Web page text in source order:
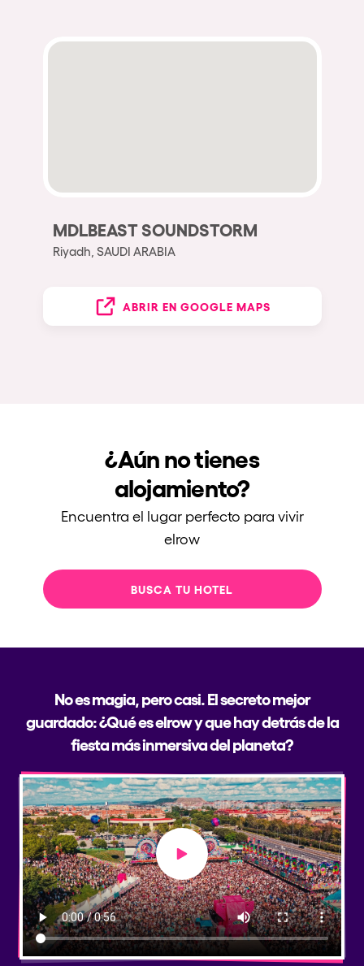
MDLBEAST SOUNDSTORM
Riyadh, SAUDI ARABIA
ABRIR EN GOOGLE MAPS
¿Aún no tienes
alojamiento?
Encuentra el lugar perfecto para vivir
elrow
BUSCA TU HOTEL
No es magia, pero casi. El secreto mejor
guardado: ¿Qué es elrow y que hay detrás de la
fiesta más inmersiva del planeta?
Play video